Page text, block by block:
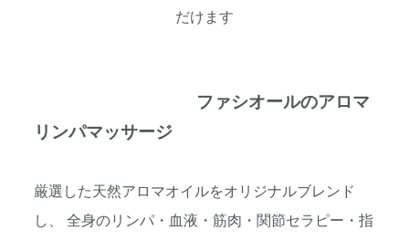
だけます
ファシオールのアロマ
リンパマッサージ
厳選した天然アロマオイルをオリジナルブレンド
し、 全身のリンパ・血液・筋肉・関節セラピー・指